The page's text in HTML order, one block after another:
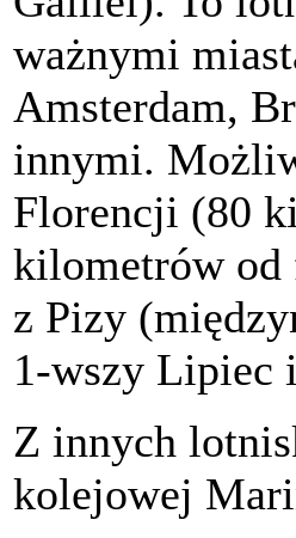
ważnymi
Amsterdam,
innymi.
Florencji (80
kilometrów od
z Pizy
1-wszy Lipiec
Z innych
kolejowej